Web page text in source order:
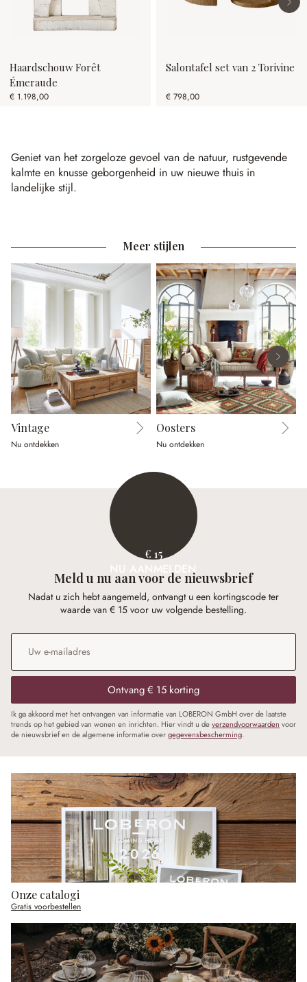
Haardschouw Forêt
Émeraude
€ 1.198,00
Salontafel set van 2 Torivine
€ 798,00
Geniet van het zorgeloze gevoel van de natuur, rustgevende
kalmte en knusse geborgenheid in uw nieuwe thuis in
landelijke stijl.
Meer stijlen
Vintage
Nu ontdekken
Oosters
Nu ontdekken
€ 15
NU AANMELDEN
Meld u nu aan voor de nieuwsbrief
Nadat u zich hebt aangemeld, ontvangt u een kortingscode ter
waarde van € 15 voor uw volgende bestelling.
E-mailadres
Ontvang € 15 korting
Ik ga akkoord met het ontvangen van informatie van LOBERON GmbH over de laatste
trends op het gebied van wonen en inrichten. Hier vindt u deverzendvoorwaarden voor
de nieuwsbrief en de algemene informatie overgegevensbescherming.
Onze catalogi
Gratis voorbestellen